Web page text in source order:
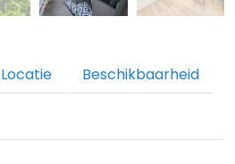
Locatie Beschikbaarheid